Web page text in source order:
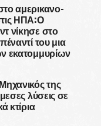
αμερικανο-
ΗΠΑ:Ο
νίκησε στο
του μια
εκατομμυρίων
της
λύσεις σε
κτίρια